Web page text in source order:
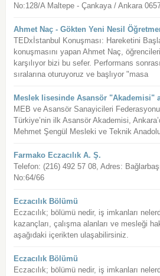
No:128/A Maltepe - Çankaya / Ankara
Ahmet Naç - Gökten Yeni Nesil
TEDxİstanbul Konuşması: Hareketini
konuşmasını yapan Ahmet Naç,
karşılıyor bizi bu sefer. Performans
sıralarına oturuyoruz ve başlıyor "masa
Meslek lisesinde Asansör "Akademisi"
MEB ve Asansör Sanayicileri
Türkiye’nin ilk Asansör Akademisi,
Mehmet Şengül Mesleki ve Teknik Anadolu
Farmako Eczacılık A. Ş.
Telefon: (216) 492 57 08, Adres:
No:64/66
Eczacılık Bölümü
Eczacılık; bölümü nedir, iş imkanları
kazançları, çalışma alanları ve mesleği
aşağıdaki içerikten ulaşabilirsiniz.
Eczacılık Bölümü
Eczacılık; bölümü nedir, iş imkanları